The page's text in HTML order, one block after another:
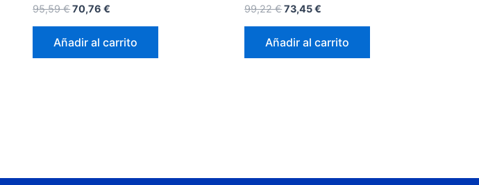
95,59€70,76€
Añadir al carrito
99,22€73,45€
Añadir al carrito